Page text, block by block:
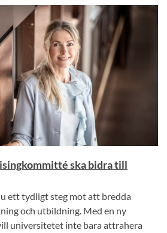
ska bidra till
ett tydligt steg mot att bredda
och utbildning. Med en ny
universitetet inte bara attrahera